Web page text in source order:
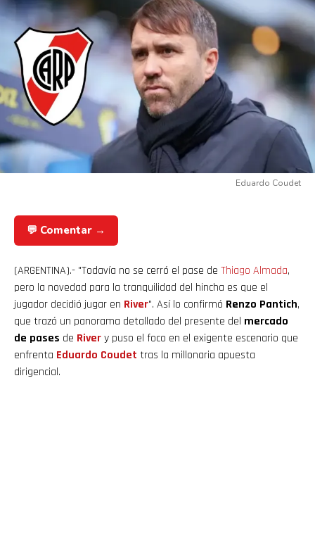
Eduardo Coudet
💬 Comentar →
(ARGENTINA).- "Todavía no se cerró el pase de Thiago Almada,
pero la novedad para la tranquilidad del hincha es que el
jugador decidió jugar en River". Así lo confirmó Renzo Pantich,
que trazó un panorama detallado del presente del mercado
de pases de Rivery puso el foco en el exigente escenario que
enfrenta Eduardo Coudet tras la millonaria apuesta
dirigencial.